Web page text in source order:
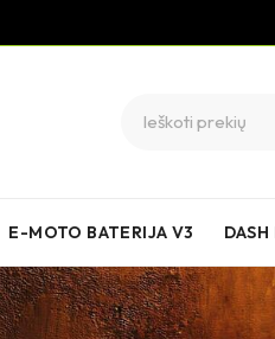
E-MOTO BATERIJA V3 DASH